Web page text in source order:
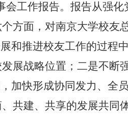
工作报告。报告从强
方面，对南京大学校友
和推进校友工作的过程中
展战略位置 ； 二是不断
加快形成协同发力、全
共建、共享的发展共同体